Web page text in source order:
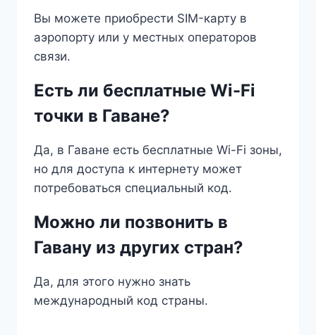
Вы можете приобрести SIM-карту в
аэропорту или у местных операторов
связи.
Есть ли бесплатные Wi-Fi
точки в Гаване?
Да, в Гаване есть бесплатные Wi-Fi зоны,
но для доступа к интернету может
потребоваться специальный код.
Можно ли позвонить в
Гавану из других стран?
Да, для этого нужно знать
международный код страны.